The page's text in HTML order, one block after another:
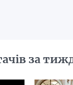
за